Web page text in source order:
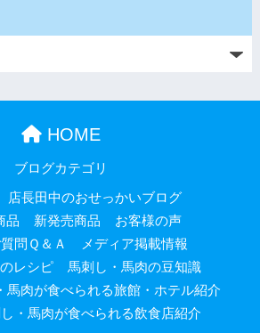
HOME
ブログカテゴリ
店長田中のおせっかいブログ
品
新発売商品
お客様の声
問Ｑ＆Ａ
メディア掲載情報
レシピ
馬刺し・馬肉の豆知識
馬肉が食べられる旅館・ホテル紹介
・馬肉が食べられる飲食店紹介